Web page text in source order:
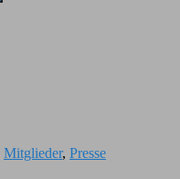
Mitglieder, Presse